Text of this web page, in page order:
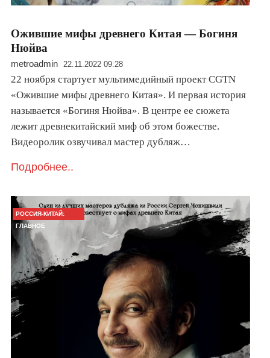
Ожившие мифы древнего Китая — Богиня
Нюйва
metroadmin 22.11.2022 09:28
22 ноября стартует мультимедийный проект CGTN
«Ожившие мифы древнего Китая». И первая история
называется «Богиня Нюйва». В центре ее сюжета
лежит древнекитайский миф об этом божестве.
Видеоролик озвучивал мастер дубляж…
Подробнее..
РОССИЯ-КИТАЙ:
ГЛАВНОЕ